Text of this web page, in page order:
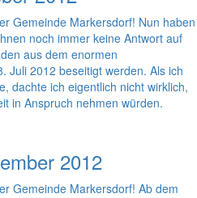
Gemeinde Markersdorf! Nun haben
noch immer keine Antwort auf
aus dem enormen
Juli 2012 beseitigt werden. Als ich
dachte ich eigentlich nicht wirklich,
in Anspruch nehmen würden.
2012
Gemeinde Markersdorf! Ab dem